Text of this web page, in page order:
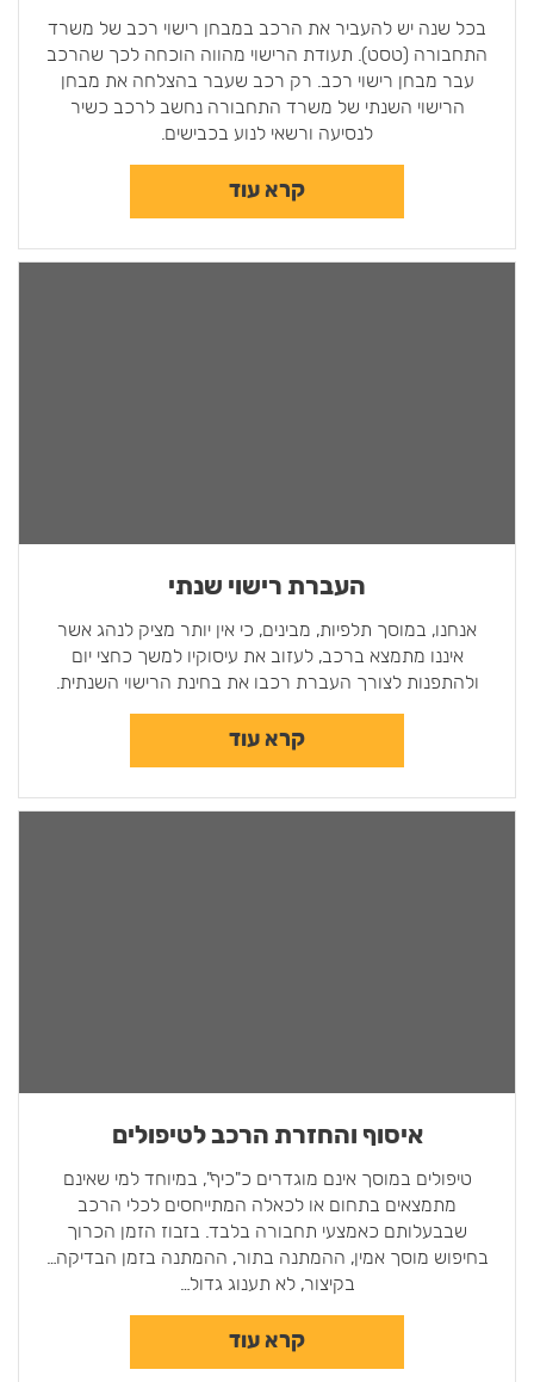
בכל שנה יש להעביר את הרכב במבחן רישוי רכב של משרד
התחבורה (טסט). תעודת הרישוי מהווה הוכחה לכך שהרכב
עבר מבחן רישוי רכב. רק רכב שעבר בהצלחה את מבחן
הרישוי השנתי של משרד התחבורה נחשב לרכב כשיר
לנסיעה ורשאי לנוע בכבישים.
קרא עוד
העברת רישוי שנתי
אנחנו, במוסך תלפיות, מבינים, כי אין יותר מציק לנהג אשר
איננו מתמצא ברכב, לעזוב את עיסוקיו למשך כחצי יום
ולהתפנות לצורך העברת רכבו את בחינת הרישוי השנתית.
קרא עוד
איסוף והחזרת הרכב לטיפולים
טיפולים במוסך אינם מוגדרים כ"כיף", במיוחד למי שאינם
מתמצאים בתחום או לכאלה המתייחסים לכלי הרכב
שבבעלותם כאמצעי תחבורה בלבד. בזבוז הזמן הכרוך
בחיפוש מוסך אמין, ההמתנה בתור, ההמתנה בזמן הבדיקה…
בקיצור, לא תענוג גדול…
קרא עוד